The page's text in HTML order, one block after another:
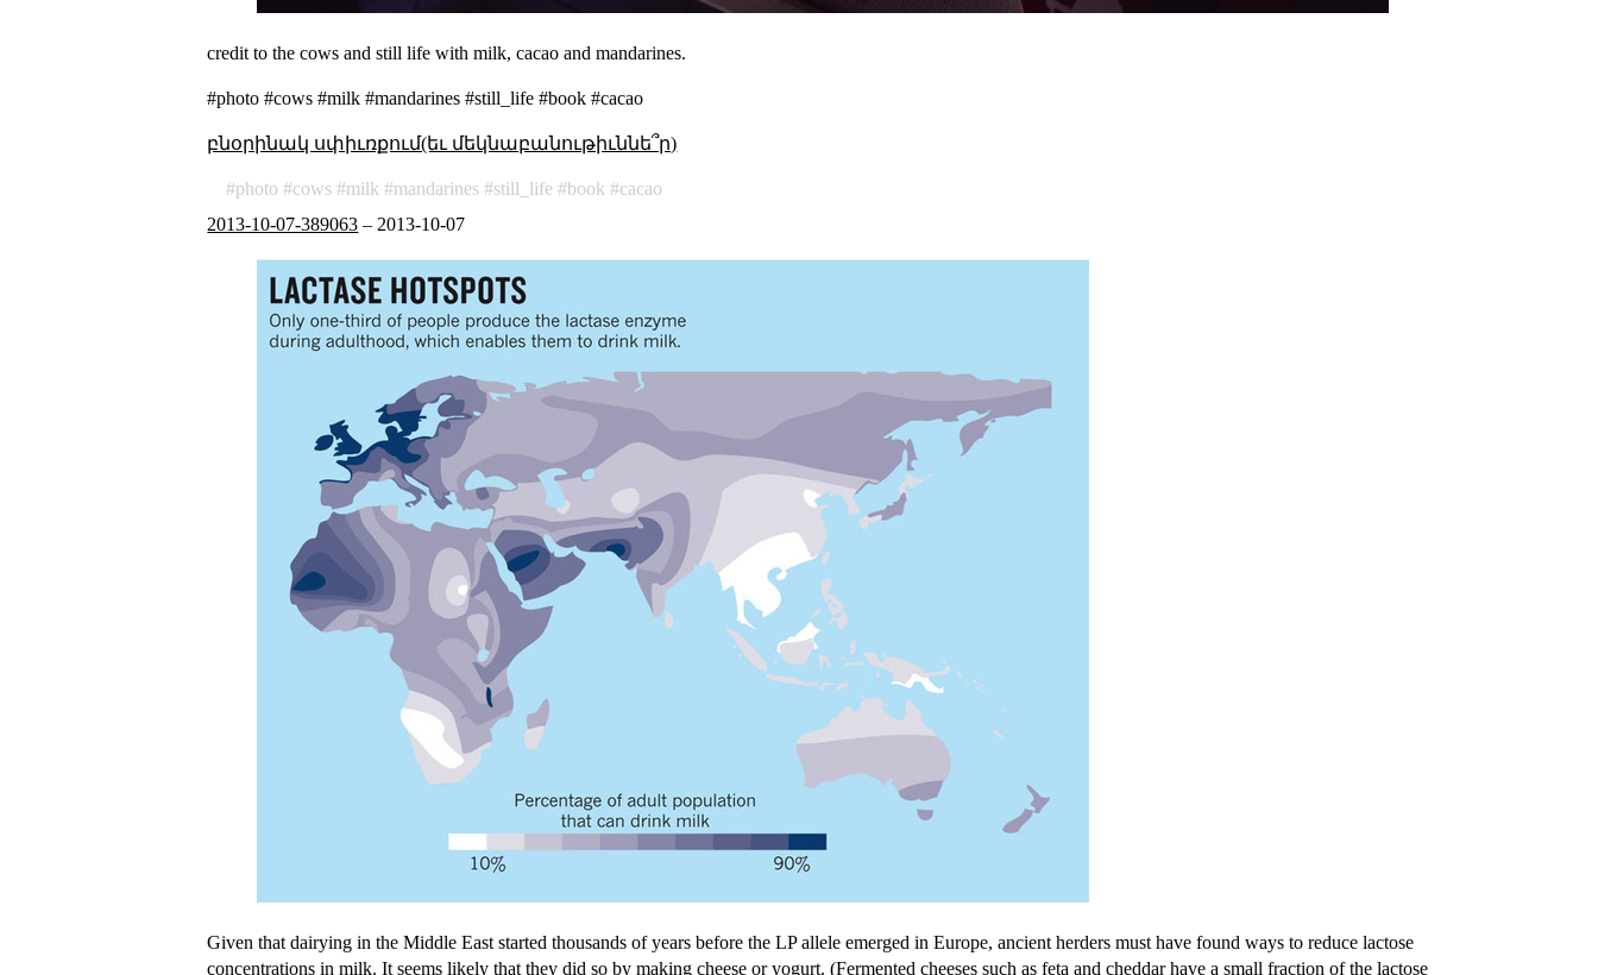
credit to the cows and still life with milk, cacao and mandarines.
#photo #cows #milk #mandarines #still_life #book #cacao
բնօրինակ սփիւռքում(եւ մեկնաբանութիւննե՞ր)
photo cows milk mandarines still_life book
cacao
2013-10-07-389063 – 2013-10-07
Given that dairying in the Middle East started thousands of years before the LP allele emerged in Europe, ancient herders must have found ways to reduce lactose
concentrations in milk. It seems likely that they did so by making cheese or yogurt. (Fermented cheeses such as feta and cheddar have a small fraction of the lactose